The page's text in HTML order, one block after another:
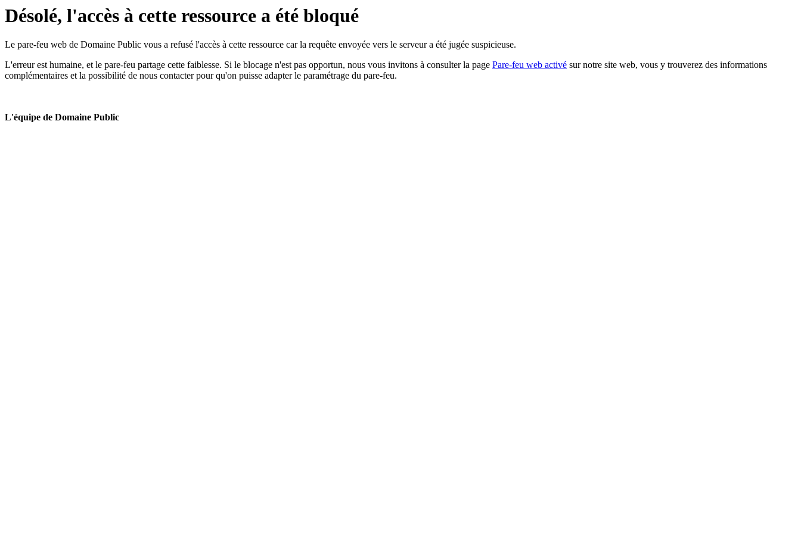
Désolé, l'accès à cette ressource a été bloqué
Le pare-feu web de Domaine Public vous a refusé l'accès à cette ressource car la requête envoyée vers le serveur a été jugée suspicieuse.
L'erreur est humaine, et le pare-feu partage cette faiblesse. Si le blocage n'est pas opportun, nous vous invitons à consulter la page Pare-feu web activé sur notre site web, vous y trouverez des informations
complémentaires et la possibilité de nous contacter pour qu'on puisse adapter le paramétrage du pare-feu.
L'équipe de Domaine Public